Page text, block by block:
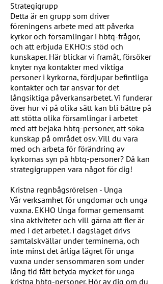
Strategigrupp
Detta är en grupp som driver
föreningens arbete med att påverka
kyrkor och församlingar i hbtq-frågor,
och att erbjuda EKHO:s stöd och
kunskaper. Här blickar vi framåt, försöker
knyter nya kontakter med viktiga
personer i kyrkorna, fördjupar befintliga
kontakter och tar ansvar för det
långsiktiga påverkansarbetet. Vi funderar
över hur vi på olika sätt kan bli bättre på
att stötta olika församlingar i arbetet
med att bejaka hbtq-personer, att söka
kunskap på området osv. Vill du vara
med och arbeta för förändring av
kyrkornas syn på hbtq-personer? Då kan
strategigruppen vara något för dig!
Kristna regnbågsrörelsen - Unga
Vår verksamhet för ungdomar och unga
vuxna. EKHO Unga formar gemensamt
sina aktiviteter och vill gärna att fler är
med i det arbetet. I dagsläget drivs
samtalskvällar under terminerna, och
inte minst det årliga lägret för unga
vuxna under sensommaren som under
lång tid fått betyda mycket för unga
kristna hbtq-personer. Hör av dig om du